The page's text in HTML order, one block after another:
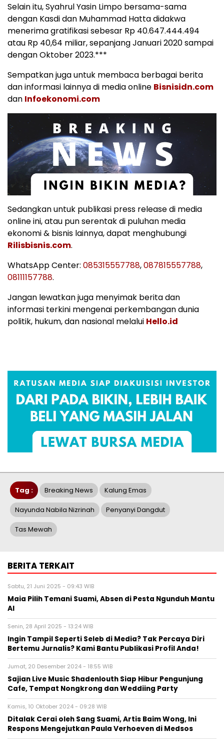
Selain itu, Syahrul Yasin Limpo bersama-sama
dengan Kasdi dan Muhammad Hatta didakwa
menerima gratifikasi sebesar Rp 40.647.444.494
atau Rp 40,64 miliar, sepanjang Januari 2020 sampai
dengan Oktober 2023.***
Sempatkan juga untuk membaca berbagai berita
dan informasi lainnya di media online Bisnisidn.com
dan Infoekonomi.com
Sedangkan untuk publikasi press release di media
online ini, atau pun serentak di puluhan media
ekonomi & bisnis lainnya, dapat menghubungi
Rilisbisnis.com.
WhatsApp Center: 085315557788,087815557788,
08111157788.
Jangan lewatkan juga menyimak berita dan
informasi terkini mengenai perkembangan dunia
politik, hukum, dan nasional melalui Hello.id
Tag : Breaking News Kalung Emas
Nayunda Nabila Nizrinah Penyanyi Dangdut
Tas Mewah
BERITA TERKAIT
Sabtu, 21 Juni 2025 - 09:43 WIB
Maia Pilih Temani Suami, Absen di Pesta Ngunduh Mantu
Al
Senin, 28 April 2025 - 13:24 WIB
Ingin Tampil Seperti Seleb di Media? Tak Percaya Diri
Bertemu Jurnalis? Kami Bantu Publikasi Profil Anda!
Jumat, 20 Desember 2024 - 18:55 WIB
Sajian Live Music Shadenlouth Siap Hibur Pengunjung
Cafe, Tempat Nongkrong dan Weddiing Party
Kamis, 10 Oktober 2024 - 09:28 WIB
Ditalak Cerai oleh Sang Suami, Artis Baim Wong, Ini
Respons Mengejutkan Paula Verhoeven di Medsos